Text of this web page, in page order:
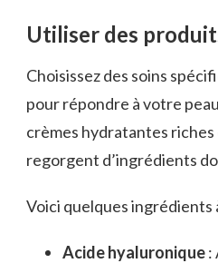
Utiliser des
Choisissez des soins
pour répondre à votre
crèmes hydratantes riches
regorgent d’ingrédients
Voici quelques ingrédients
Acide hyaluronique: